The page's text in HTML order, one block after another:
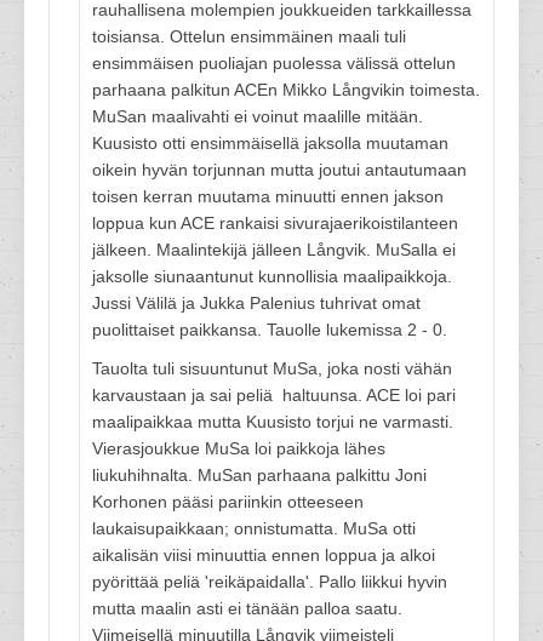
rauhallisena molempien joukkueiden tarkkaillessa
toisiansa. Ottelun ensimmäinen maali tuli
ensimmäisen puoliajan puolessa välissä ottelun
parhaana palkitun ACEn Mikko Långvikin toimesta.
MuSan maalivahti ei voinut maalille mitään.
Kuusisto otti ensimmäisellä jaksolla muutaman
oikein hyvän torjunnan mutta joutui antautumaan
toisen kerran muutama minuutti ennen jakson
loppua kun ACE rankaisi sivurajaerikoistilanteen
jälkeen. Maalintekijä jälleen Långvik. MuSalla ei
jaksolle siunaantunut kunnollisia maalipaikkoja.
Jussi Välilä ja Jukka Palenius tuhrivat omat
puolittaiset paikkansa. Tauolle lukemissa 2 - 0.
Tauolta tuli sisuuntunut MuSa, joka nosti vähän
karvaustaan ja sai peliä haltuunsa. ACE loi pari
maalipaikkaa mutta Kuusisto torjui ne varmasti.
Vierasjoukkue MuSa loi paikkoja lähes
liukuhihnalta. MuSan parhaana palkittu Joni
Korhonen pääsi pariinkin otteeseen
laukaisupaikkaan; onnistumatta. MuSa otti
aikalisän viisi minuuttia ennen loppua ja alkoi
pyörittää peliä 'reikäpaidalla'. Pallo liikkui hyvin
mutta maalin asti ei tänään palloa saatu.
Viimeisellä minuutilla Långvik viimeisteli